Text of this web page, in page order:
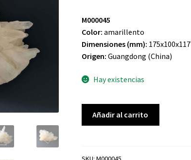
M000045
Color: amarillento
Dimensiones (mm): 175x100x117
Origen: Guangdong (China)
Hay existencias
Añadir al carrito